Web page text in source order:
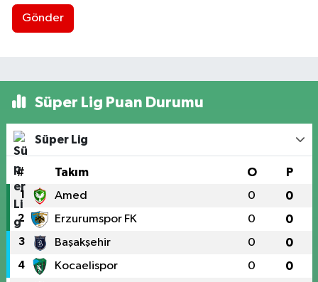
Gönder
Süper Lig Puan Durumu
Süper Lig
# Takım O P
1 Amed 0 0
2 Erzurumspor FK 0 0
3 Başakşehir 0 0
4 Kocaelispor 0 0